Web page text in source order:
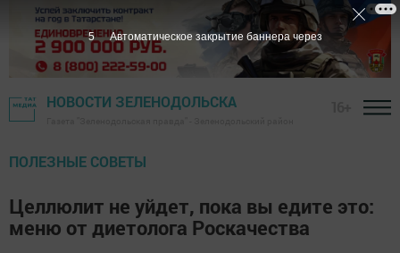
НОВОСТИ ЗЕЛЕНОДОЛЬСКА
ПОЛЕЗНЫЕ СОВЕТЫ
Целлюлит не уйдет, пока вы едите это:
меню от диетолога Роскачества
4 Автоматическое закрытие баннера через